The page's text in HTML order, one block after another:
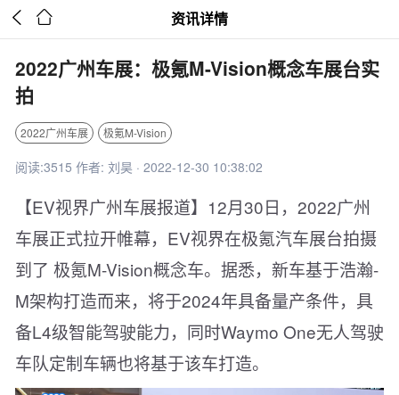
  资讯详情
2022广州车展：极氪M-Vision概念车展台实
拍
2022广州车展 极氪M-Vision
阅读:3515 作者: 刘昊 · 2022-12-30 10:38:02
【EV视界广州车展报道】12月30日，2022广州
车展正式拉开帷幕，EV视界在极氪汽车展台拍摄
到了 极氪M-Vision概念车。据悉，新车基于浩瀚-
M架构打造而来，将于2024年具备量产条件，具
备L4级智能驾驶能力，同时Waymo One无人驾驶
车队定制车辆也将基于该车打造。